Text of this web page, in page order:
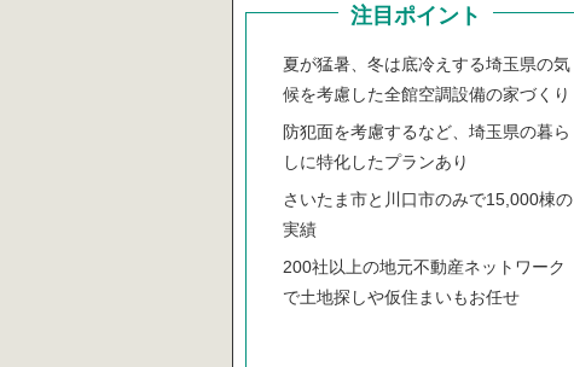
注目ポイント
夏が猛暑、冬は底冷えする埼玉県の気
候を考慮した全館空調設備の家づくり
防犯面を考慮するなど、埼玉県の暮ら
しに特化したプランあり
さいたま市と川口市のみで15,000棟の
実績
200社以上の地元不動産ネットワーク
で土地探しや仮住まいもお任せ